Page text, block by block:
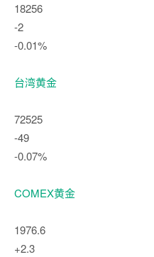
18256
-2
-0.01%
台湾黄金
72525
-49
-0.07%
COMEX黄金
1976.6
+2.3